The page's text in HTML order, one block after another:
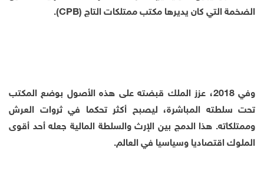
الضخمة التي كان يديرها مكتب ممتلكات التاج (CPB).
وفي 2018، عزز الملك قبضته على هذه الأصول بوضع المكتب
تحت سلطته المباشرة، ليصبح أكثر تحكما في ثروات العرش
وممتلكاته. هذا الدمج بين الإرث والسلطة المالية جعله أحد أقوى
الملوك اقتصاديا وسياسيا في العالم.